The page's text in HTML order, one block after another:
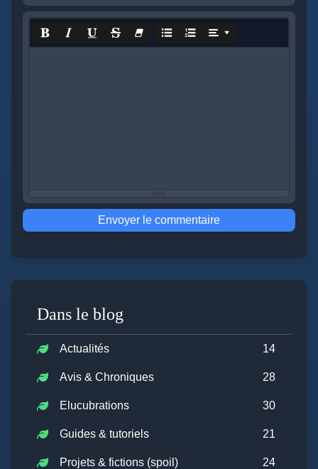
Envoyer le commentaire
Dans le blog
Actualités 14
Avis & Chroniques 28
Elucubrations 30
Guides & tutoriels 21
Projets & fictions (spoil) 24